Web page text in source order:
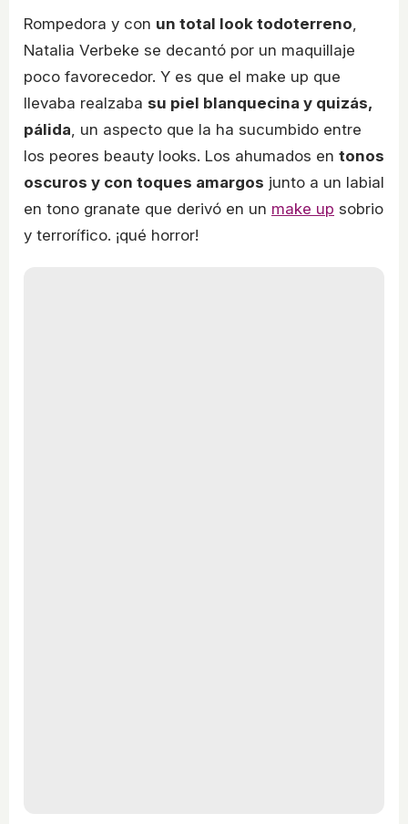
Rompedora y con un total look todoterreno,
Natalia Verbeke se decantó por un maquillaje
poco favorecedor. Y es que el make up que
llevaba realzaba su piel blanquecina y quizás,
pálida, un aspecto que la ha sucumbido entre
los peores beauty looks. Los ahumados en tonos
oscuros y con toques amargos junto a un labial
en tono granate que derivó en un make up sobrio
y terrorífico. ¡qué horror!